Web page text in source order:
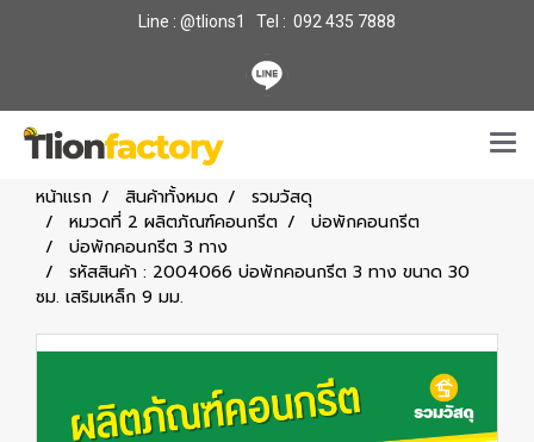
Line : @tlions1 Tel : 092 435 7888
หน้าแรก สินค้าทั้งหมด
รวมวัสดุ
หมวดที่ 2 ผลิตภัณฑ์คอนกรีต
บ่อพักคอนกรีต
บ่อพักคอนกรีต 3 ทาง
รหัสสินค้า : 2004066 บ่อพักคอนกรีต 3 ทาง ขนาด 30
ซม. เสริมเหล็ก 9 มม.